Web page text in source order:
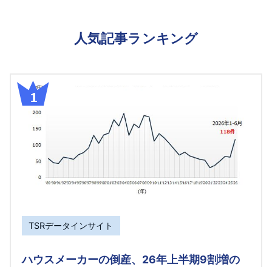
人気記事ランキング
TSRデータインサイト
ハウスメーカーの倒産、26年上半期9割増の